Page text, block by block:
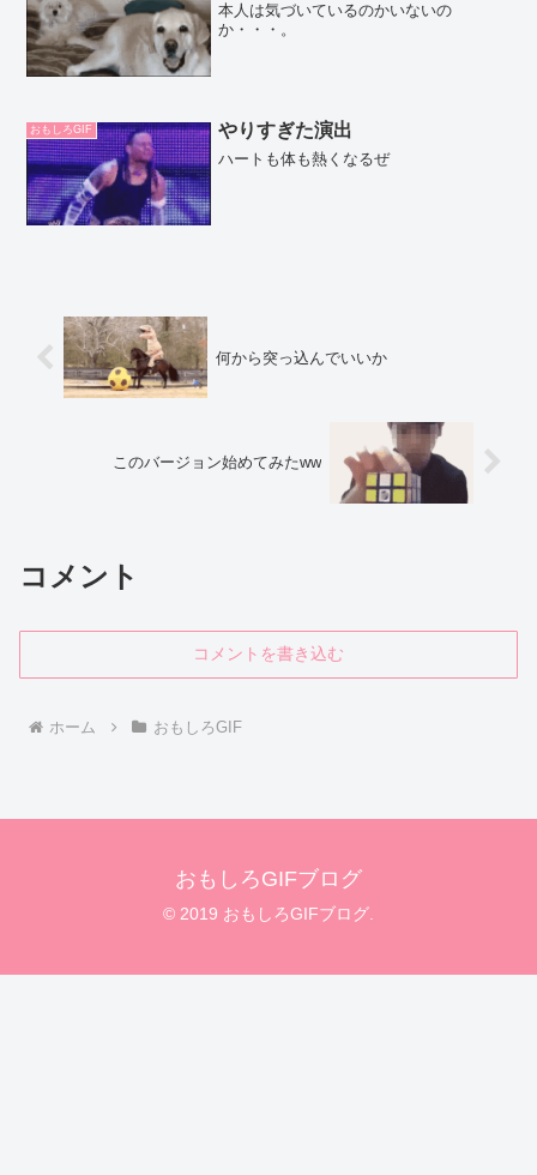
本人は気づいているのかいないの
か・・・。
おもしろGIF やりすぎた演出
ハートも体も熱くなるぜ
何から突っ込んでいいか
このバージョン始めてみたww
コメント
コメントを書き込む
ホーム おもしろGIF
おもしろGIFブログ
© 2019 おもしろGIFブログ.